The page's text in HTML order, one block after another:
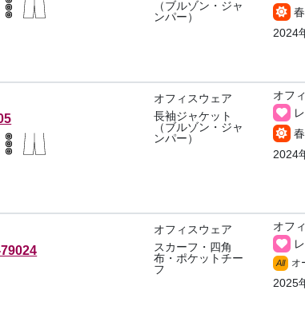
（ブルゾン・ジャ
ンパー）
2024
オフィスウェア
長袖ジャケット
（ブルゾン・ジャ
ンパー）
オフ
2024
オフィスウェア
スカーフ・四角
布・ポケットチー
フ
オフ
All オ
2025